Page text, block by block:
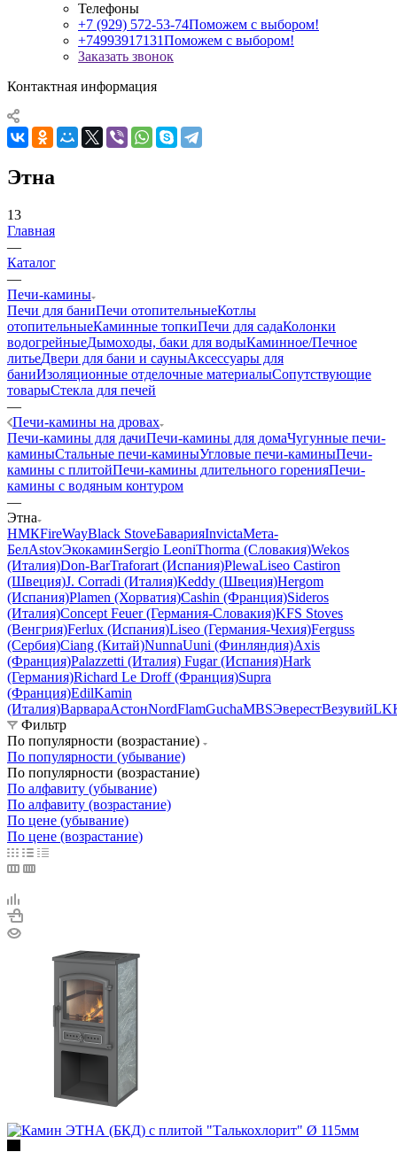
Телефоны
+7 (929) 572-53-74Поможем с выбором!
+74993917131Поможем с выбором!
Заказать звонок
Контактная информация
Этна
13
Главная
—
Каталог
—
Печи-камины
Печи для баниПечи отопительныеКотлы
отопительныеКаминные топкиПечи для садаКолонки
водогрейныеДымоходы, баки для водыКаминное/Печное
литьеДвери для бани и сауныАксессуары для
баниИзоляционные отделочные материалыСопутствующие
товарыСтекла для печей
—
Печи-камины на дровах
Печи-камины для дачиПечи-камины для домаЧугунные печи-
каминыСтальные печи-каминыУгловые печи-каминыПечи-
камины с плитойПечи-камины длительного горенияПечи-
камины с водяным контуром
—
Этна
НМКFireWayBlack StoveБаварияInvictaМета-
БелAstovЭкокаминSergio LeoniThorma (Словакия)Wekos
(Италия)Don-BarTraforart (Испания)PlewaLiseo Castiron
(Швеция)J. Corradi (Италия)Keddy (Швеция)Hergom
(Испания)Plamen (Хорватия)Cashin (Франция)Sideros
(Италия)Concept Feuer (Германия-Словакия)KFS Stoves
(Венгрия)Ferlux (Испания)Liseo (Германия-Чехия)Ferguss
(Сербия)Ciang (Китай)NunnaUuni (Финляндия)Axis
(Франция)Palazzetti (Италия) Fugar (Испания)Hark
(Германия)Richard Le Droff (Франция)Supra
(Франция)EdilKamin
(Италия)ВарвараАстонNordFlamGuchaMBSЭверестВезувийLK
Фильтр
По популярности (возрастание)
По популярности (убывание)
По популярности (возрастание)
По алфавиту (убывание)
По алфавиту (возрастание)
По цене (убывание)
По цене (возрастание)